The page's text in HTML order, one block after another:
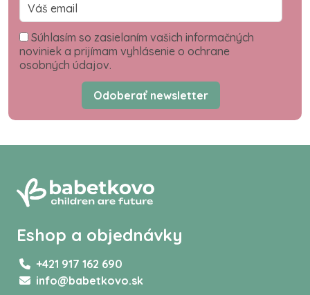
Súhlasím so zasielaním vašich informačných
noviniek a prijímam vyhlásenie o ochrane
osobných údajov.
Odoberať newsletter
Eshop a objednávky
+421 917 162 690
info@babetkovo.sk